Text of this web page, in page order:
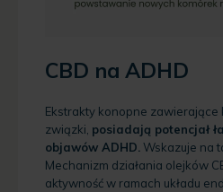
CBD na ADHD
Ekstrakty konopne zawierające
związki, posiadają potencjał
objawów ADHD. Wskazuje na
Mechanizm działania olejków
aktywność w ramach układu